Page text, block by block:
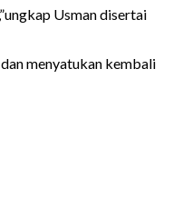
Usman disertai
menyatukan kembali